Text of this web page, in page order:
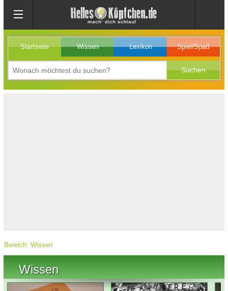
Startseite Wissen Lexikon Spiel/Spaß
Bereich: Wissen
Wissen